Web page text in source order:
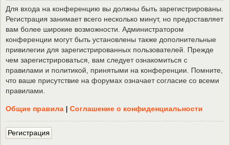
Для входа на конференцию вы должны быть зарегистрированы.
Регистрация занимает всего несколько минут, но предоставляет
вам более широкие возможности. Администратором
конференции могут быть установлены также дополнительные
привилегии для зарегистрированных пользователей. Прежде
чем зарегистрироваться, вам следует ознакомиться с
правилами и политикой, принятыми на конференции. Помните,
что ваше присутствие на форумах означает согласие со всеми
правилами.
Общие правила | Соглашение о конфиденциальности
Регистрация